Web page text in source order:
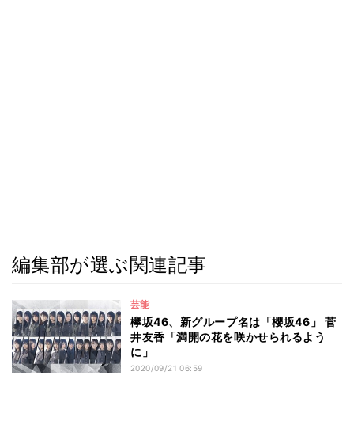
編集部が選ぶ関連記事
芸能
欅坂46、新グループ名は「櫻坂46」 菅
井友香「満開の花を咲かせられるよう
に」
2020/09/21 06:59